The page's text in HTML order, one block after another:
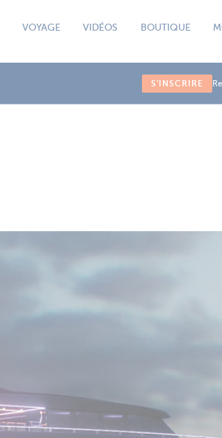
VOYAGE VIDÉOS BOUTIQUE
S'INSCRIRE